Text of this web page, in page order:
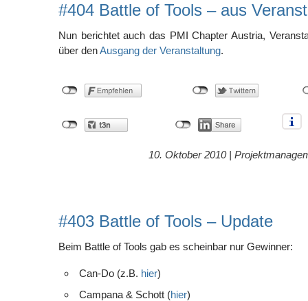
#404 Battle of Tools – aus
Nun berichtet auch das PMI Chapter Austria,
über denAusgang der Veranstaltung.
10. Oktober 2010 |
#403 Battle of Tools – Update
Beim Battle of Tools gab es scheinbar nur Gewinner:
Can-Do (z.B. hier)
Campana & Schott (hier)